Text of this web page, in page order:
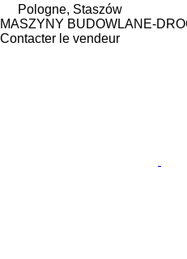
Pologne, Staszów
MASZYNY BUDOWLANE-
Contacter le vendeur